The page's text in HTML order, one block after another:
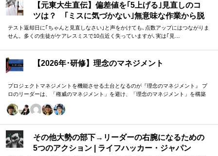
【元東大生直伝】偏差値を｢5上げる｣見直しのコ
ツは？ ｢ミスに気づかない｣無意味な作業から脱
却を…カギは試験"前"
テスト返却日に｢ちゃんと見直しなさい｣と声をかけても､点数アップにはつながりま
せん。多くの生徒がケアレスミスで10点近く失っていますが､実は｢見…
【2026年･研修】理念のマネジメント
プロジェクトマネジメントを機能させる土台となるのが『理念のマネジメント』 プ
ロのリーダーは、「権威のマネジメント」を避け、「理念のマネジメント」を構築
に尊重する文化を構築したいリーダーのための研修です。
その他大勢の部下→リーダーの右腕になるための
5つのアクション | ライフハッカー・ジャパン